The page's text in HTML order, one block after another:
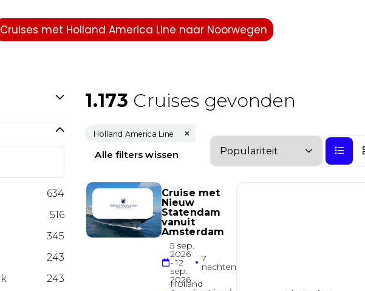
Cruises met Holland America Line naar Noorwegen